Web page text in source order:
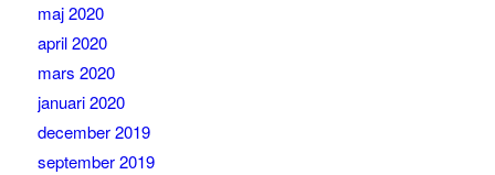
maj 2020
april 2020
mars 2020
januari 2020
december 2019
september 2019